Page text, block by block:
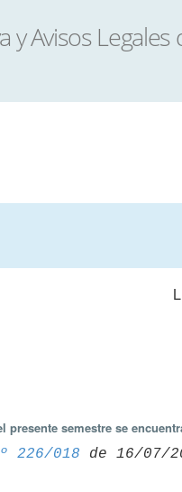
presente semestre se
226/018